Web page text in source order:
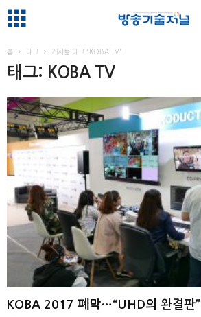
홈 태그 게시물 태그 "KOBA TV"
태그: KOBA TV
KOBA 2017 폐막…“UHD의 완결판”